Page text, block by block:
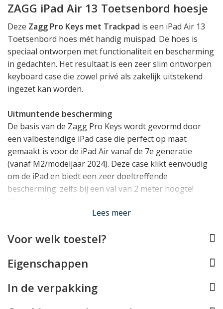
ZAGG iPad Air 13 Toetsenbord hoesje
Deze Zagg Pro Keys met Trackpad is een iPad Air 13
Toetsenbord hoes mét handig muispad. De hoes is
speciaal ontworpen met functionaliteit en bescherming
in gedachten. Het resultaat is een zeer slim ontworpen
keyboard case die zowel privé als zakelijk uitstekend
ingezet kan worden.
Uitmuntende bescherming
De basis van de Zagg Pro Keys wordt gevormd door
een valbestendige iPad case die perfect op maat
gemaakt is voor de iPad Air vanaf de 7e generatie
(vanaf M2/modeljaar 2024). Deze case klikt eenvoudig
om de iPad en biedt een zeer doeltreffende
bescherming: zelfs bij een val van 2 meter hoogte!
aansluitingen en de camera's. Ook is er een plek om uw
Deze goed beschermende iPad case kunt u vervolgens
Bluetooth toetsenbord. Deze gebruiksvriendelijke
Lees meer
Voor welk toestel?
Eigenschappen
In de verpakking